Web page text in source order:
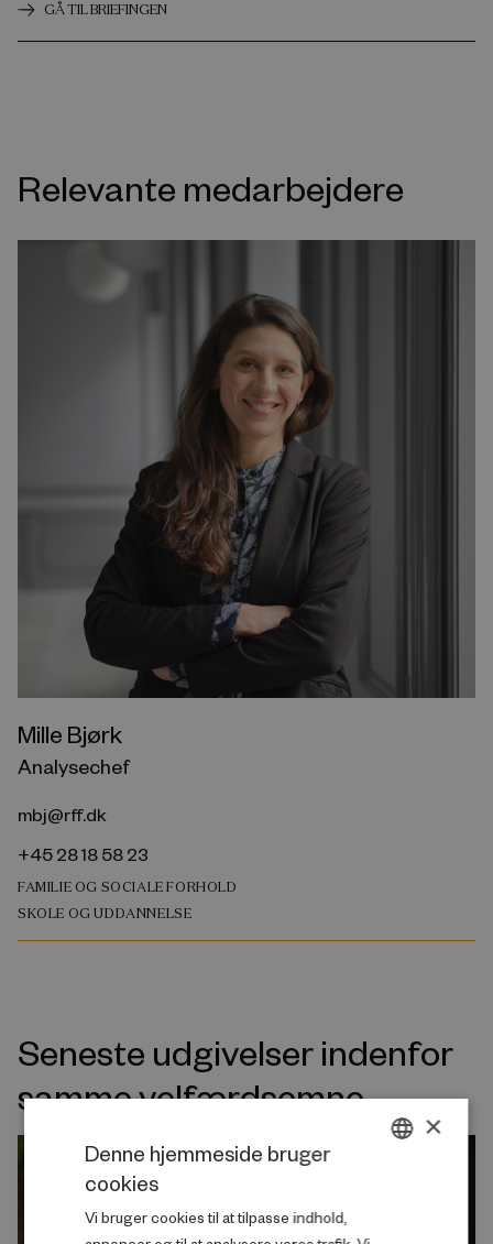
GÅ TIL BRIEFINGEN
Relevante medarbejdere
Mille Bjørk
Analysechef
mbj@rff.dk
+45 28 18 58 23
FAMILIE OG SOCIALE FORHOLD
SKOLE OG UDDANNELSE
Seneste udgivelser indenfor
samme velfærdsemne
×
Denne hjemmeside bruger
cookies
Vi bruger cookies til at tilpasse indhold,